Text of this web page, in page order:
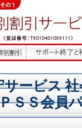
ービス 社
ＳＳ会員